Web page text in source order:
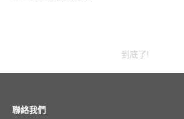
到底了!
聯絡我們